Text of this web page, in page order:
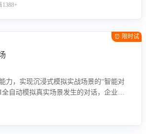
1388+
⏰ 限时试
力，实现沉浸式模拟实战场景的“智能对
自动模拟真实场景发生的对话，企业可